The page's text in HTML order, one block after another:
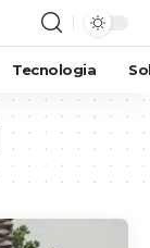
Tecnologia